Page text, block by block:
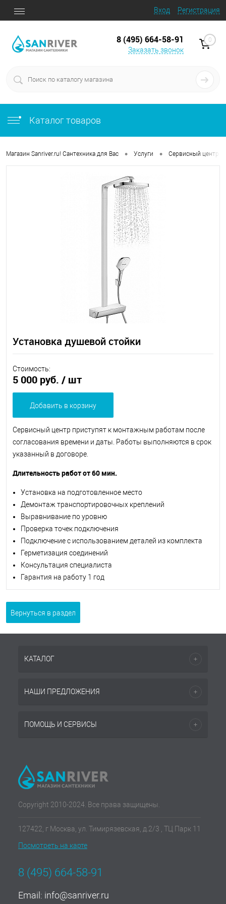
Вход Регистрация
8 (495) 664-58-91
Заказать звонок
0
Каталог товаров
Магазин Sanriver.ru! Сантехника для Вас • Услуги • Сервисный центр
Установка душевой стойки
Стоимость:
5 000 руб. / шт
Добавить в корзину
Сервисный центр приступят к монтажным работам после
согласования времени и даты. Работы выполняются в срок
указанный в договоре.
Длительность работ от 60 мин.
Установка на подготовленное место
Демонтаж транспортировочных креплений
Выравнивание по уровню
Проверка точек подключения
Подключение с использованием деталей из комплекта
Герметизация соединений
Консультация специалиста
Гарантия на работу 1 год
Вернуться в раздел
КАТАЛОГ
НАШИ ПРЕДЛОЖЕНИЯ
ПОМОЩЬ И СЕРВИСЫ
Copyright 2010-2024. Все права защищены.
127422, г Москва, ул. Тимирязевская, д.2/3 , ТЦ Парк 11
Посмотреть на карте
8 (495) 664-58-91
Email: info@sanriver.ru